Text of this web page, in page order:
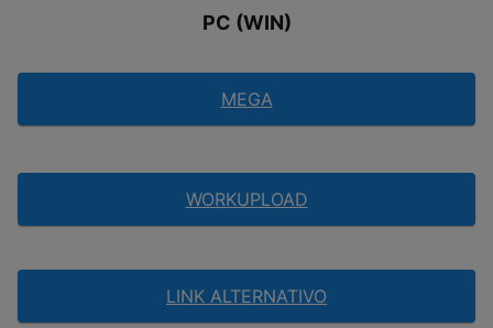
PC (WIN)
MEGA
WORKUPLOAD
LINK ALTERNATIVO